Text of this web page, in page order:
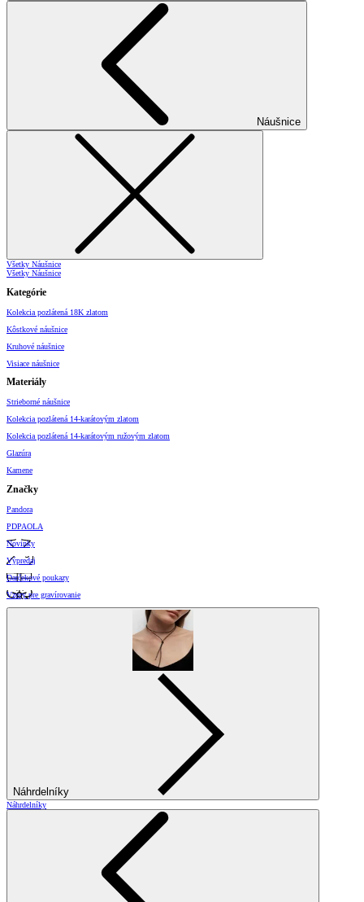
Náušnice
Všetky Náušnice
Všetky Náušnice
Kategórie
Kolekcia pozlátená 18K zlatom
Kôstkové náušnice
Kruhové náušnice
Visiace náušnice
Materiály
Strieborné náušnice
Kolekcia pozlátená 14-karátovým zlatom
Kolekcia pozlátená 14-karátovým ružovým zlatom
Glazúra
Kamene
Značky
Pandora
PDPAOLA
Novinky
Výpredaj
Darčekové poukazy
Vzory pre gravírovanie
Náhrdelníky
Náhrdelníky